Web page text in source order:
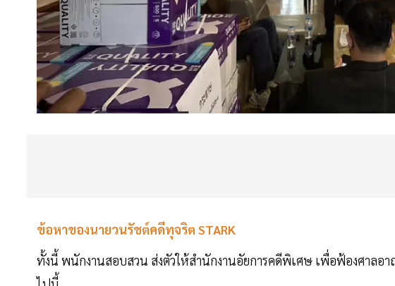
ข้อหาของนายวนรัชต์คดีทุจริต STARK
ทั้งนี้ พนักงานสอบสวน ส่งตัวให้สำนักงานอัยการคดีพิเศษ เพื่อฟ้องศาลอ